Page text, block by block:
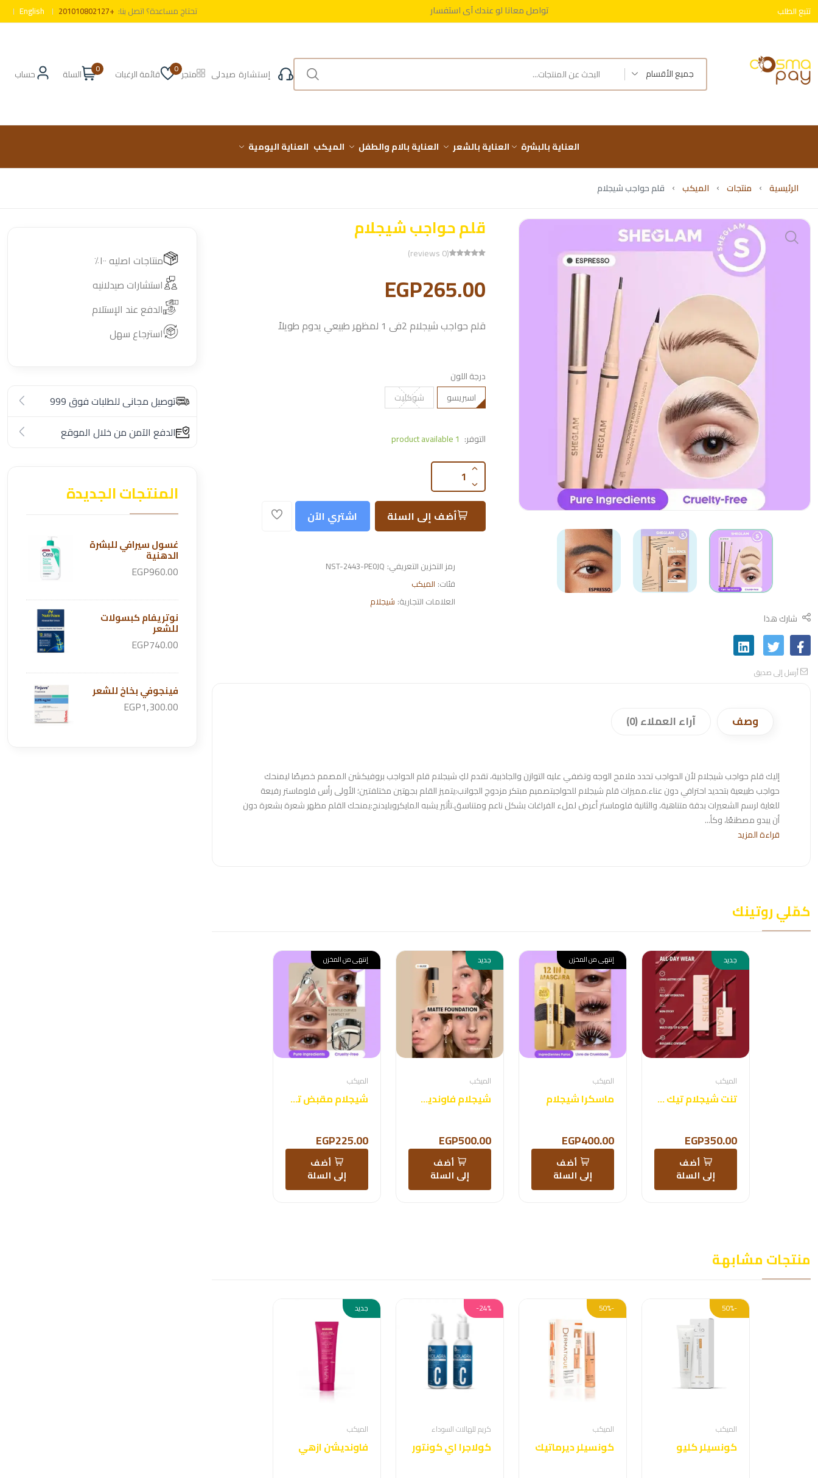
تتبع الطلب تواصل معانا لو عندك أي استفسار
توصيل مجاني على طلباتك فوق 999 ج
تحتاج مساعدة؟ اتصل بنا: +201010802127
English
جميع الأقسام إستشارة صيدلى متجر 0 قائمة الرغبات 0 السلة حساب
العناية بالبشرة العناية بالشعر العناية بالام والطفل الميكب العناية اليومية
الرئيسية منتجات الميكب قلم حواجب شيجلام
شارك هذا
أرسل إلى صديق
قلم حواجب شيجلام
(0 reviews)
EGP265.00
قلم حواجب شيجلام 2فى 1 لمظهر طبيعي يدوم طويلاً
درجة اللون
اسبريسو
شوكليت
التوفر:
أضف إلى السلة اشتري الآن
رمز التخزين التعريفي: NST-2443-PE0JQ
فئات: الميكب
العلامات التجارية: شيجلام
وصف آراء العملاء (0)
إليك قلم حواجب شيجلام لأن الحواجب تحدد ملامح الوجه وتضفي عليه التوازن والجاذبية، تقدم لكِ شيجلام قلم الحواجب بروفيكشن المصمم خصيصًا ليمنحك
حواجب طبيعية بتحديد احترافي دون عناء.مميزات قلم شيجلام للحواجبتصميم مبتكر مزدوج الجوانب:يتميز القلم بجهتين مختلفتين؛ الأولى رأس فلوماستر رفيعة
للغاية لرسم الشعيرات بدقة متناهية، والثانية فلوماستر أعرض لملء الفراغات بشكل ناعم ومتناسق.تأثير يشبه المايكروبليدنج:يمنحك القلم مظهر شعرة بشعرة دون
أن يبدو مصطنعًا، وكأ...
قراءة المزيد
كمّلي روتينك
جديد
الميكب
تنت شيجلام تيك هينت ليب
EGP350.00
أضف
إلى السلة
إنتهى من المخزن
الميكب
ماسكرا شيجلام
EGP400.00
أضف
إلى السلة
جديد
الميكب
شيجلام فاونديشن كومبلكشن برو
EGP500.00
أضف
إلى السلة
إنتهى من المخزن
الميكب
شيجلام مقبض تمويج الرموش
EGP225.00
أضف
إلى السلة
منتجات مشابهة
-50%
الميكب
كونسيلر كليو
-50%
الميكب
كونسيلر ديرماتيك
-24%
كريم للهالات السوداء
كولاجرا اي كونتور
جديد
الميكب
فاونديشن ازهي
منتاجات اصليه ١٠٠٪؜
استشارات صيدلانيه
الدفع عند الإستلام
استرجاع سهل
توصيل مجانى للطلبات فوق 999
الدفع الآمن من خلال الموقع
المنتجات الجديدة
غسول سيرافي للبشرة
الدهنية
EGP960.00
نوتريفام كبسولات
للشعر
EGP740.00
فينجوفي بخاخ للشعر
EGP1,300.00